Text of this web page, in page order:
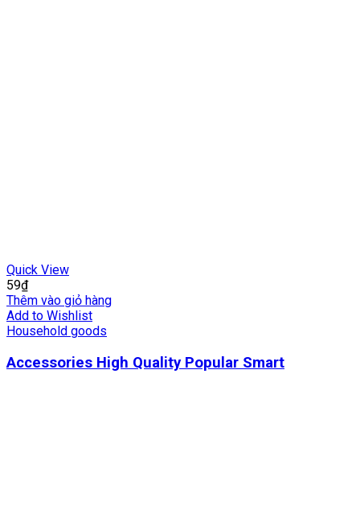
Quick View
59₫
Thêm vào giỏ hàng
Add to Wishlist
Household goods
Accessories High Quality Popular Smart